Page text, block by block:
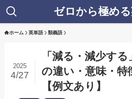
ゼロから極め
ホーム 英単語 類義語
「減る・減少す
の違い・意味・特
【例文あり】
2025
4/27